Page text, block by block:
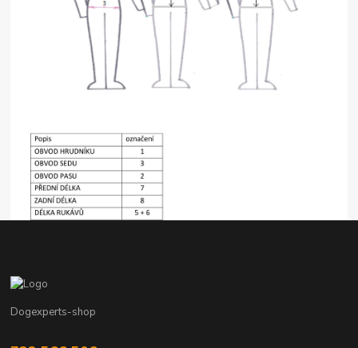
Dogexperts-shop